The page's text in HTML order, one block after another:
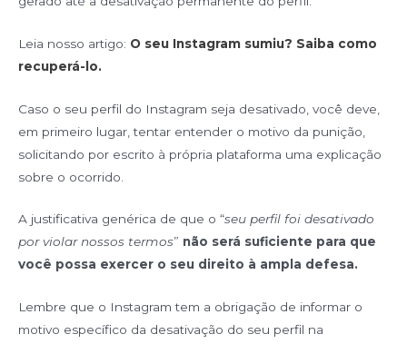
Leia nosso artigo: O seu Instagram sumiu? Saiba como
recuperá-lo.
Caso o seu perfil do Instagram seja desativado, você deve,
em primeiro lugar, tentar entender o motivo da punição,
solicitando por escrito à própria plataforma uma explicação
sobre o ocorrido.
A justificativa genérica de que o “seu perfil foi desativado
por violar nossos termos” não será suficiente para que
você possa exercer o seu direito à ampla defesa.
Lembre que o Instagram tem a obrigação de informar o
motivo específico da desativação do seu perfil na